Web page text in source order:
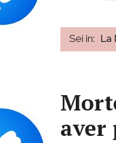
Sei in: La
aver